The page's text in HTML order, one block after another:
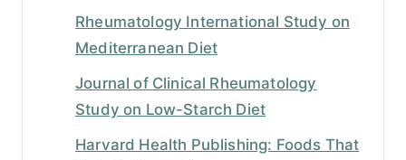
Rheumatology International Study on
Mediterranean Diet
Journal of Clinical Rheumatology
Study on Low-Starch Diet
Harvard Health Publishing: Foods That